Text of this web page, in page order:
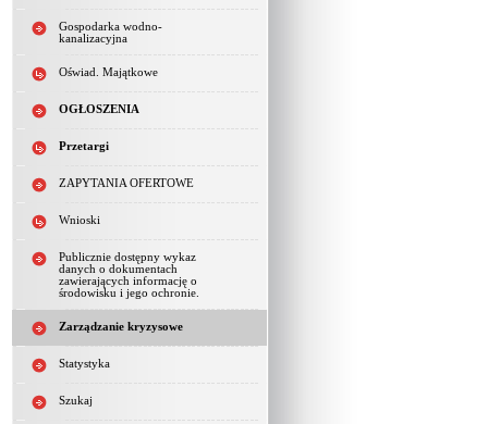
Gospodarka wodno-
kanalizacyjna
Oświad. Majątkowe
OGŁOSZENIA
Przetargi
ZAPYTANIA OFERTOWE
Wnioski
Publicznie dostępny wykaz
danych o dokumentach
zawierających informację o
środowisku i jego ochronie.
Zarządzanie kryzysowe
Statystyka
Szukaj